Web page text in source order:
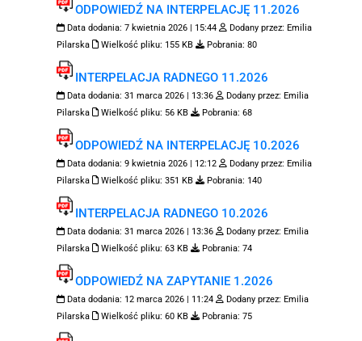
ODPOWIEDŹ NA INTERPELACJĘ 11.2026
Data dodania: 7 kwietnia 2026 | 15:44 Dodany przez: Emilia
Pilarska
Wielkość pliku: 155 KB Pobrania: 80
INTERPELACJA RADNEGO 11.2026
Data dodania: 31 marca 2026 | 13:36 Dodany przez: Emilia
Pilarska
Wielkość pliku: 56 KB Pobrania: 68
ODPOWIEDŹ NA INTERPELACJĘ 10.2026
Data dodania: 9 kwietnia 2026 | 12:12 Dodany przez: Emilia
Pilarska
Wielkość pliku: 351 KB Pobrania: 140
INTERPELACJA RADNEGO 10.2026
Data dodania: 31 marca 2026 | 13:36 Dodany przez: Emilia
Pilarska
Wielkość pliku: 63 KB Pobrania: 74
ODPOWIEDŹ NA ZAPYTANIE 1.2026
Data dodania: 12 marca 2026 | 11:24 Dodany przez: Emilia
Pilarska
Wielkość pliku: 60 KB Pobrania: 75